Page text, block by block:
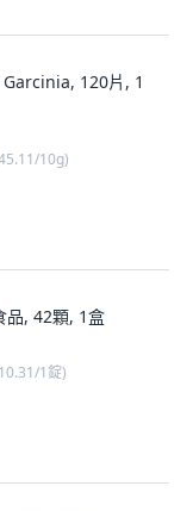
120片, 1
10g)
品, 42顆, 1盒
1錠)